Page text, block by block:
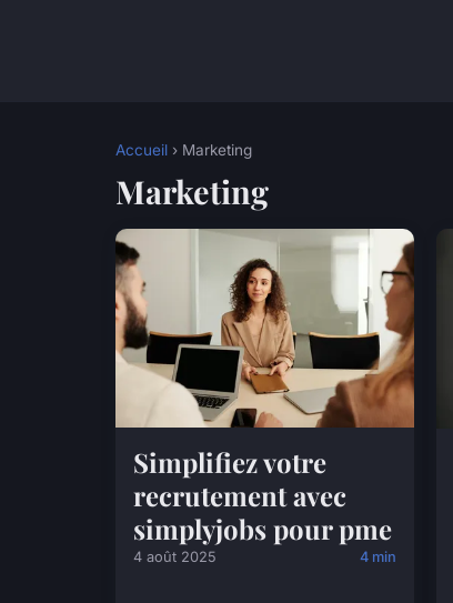
Accueil › Marketing
Marketing
Simplifiez votre
recrutement avec
simplyjobs pour pme
4 août 2025 4 min